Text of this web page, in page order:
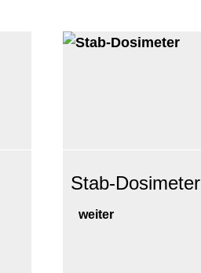
Stab-Dosimeter
weiter